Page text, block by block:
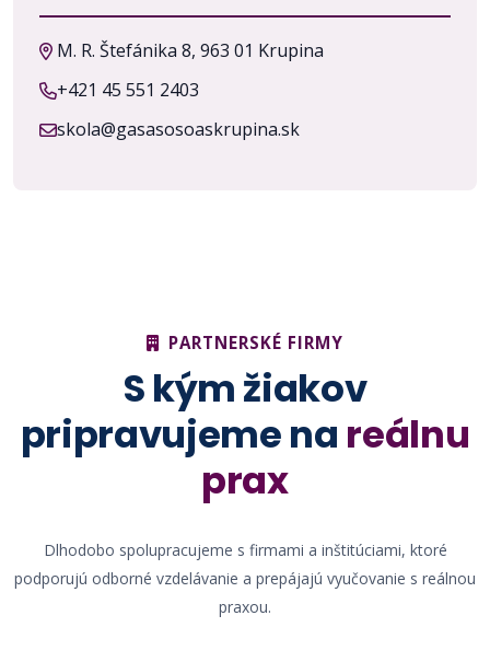
M. R. Štefánika 8, 963 01 Krupina
+421 45 551 2403
skola@gasasosoaskrupina.sk
PARTNERSKÉ FIRMY
S kým žiakov
pripravujeme na reálnu
prax
Dlhodobo spolupracujeme s firmami a inštitúciami, ktoré
podporujú odborné vzdelávanie a prepájajú vyučovanie s reálnou
praxou.